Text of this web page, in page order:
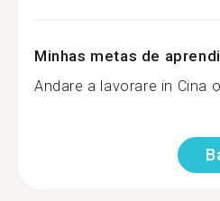
Minhas metas de
Andare a lavorare in Cina